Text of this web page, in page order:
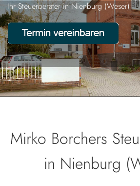
Ihr Steuerberater in Nienburg (Weser)
Mirko Borchers
in Nienburg